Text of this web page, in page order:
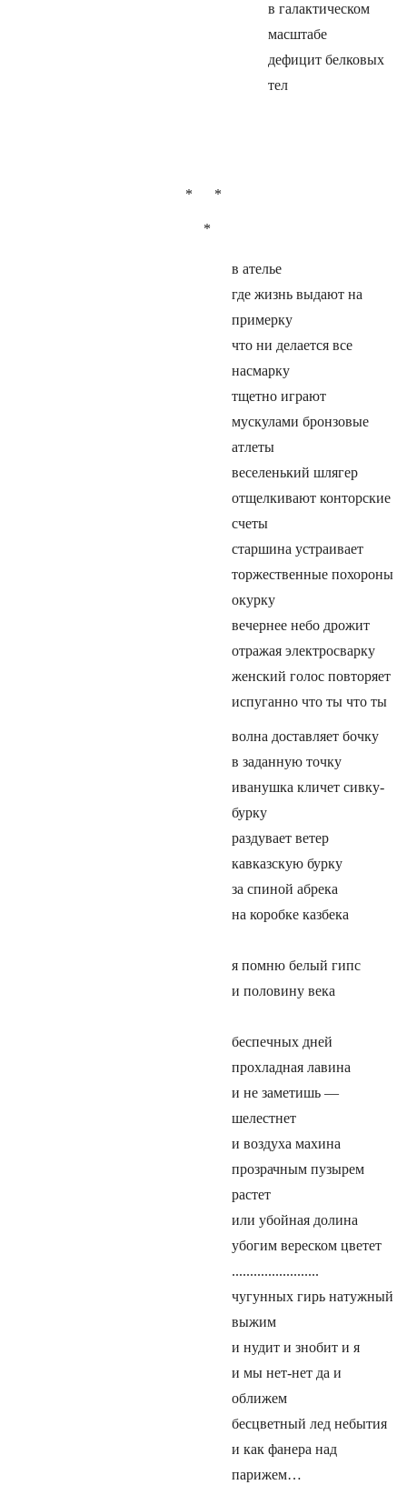
в галактическом
масштабе
дефицит белковых
тел
* *
*
в ателье
где жизнь выдают на
примерку
что ни делается все
насмарку
тщетно играют
мускулами бронзовые
атлеты
веселенький шлягер
отщелкивают конторские
счеты
старшина устраивает
торжественные похороны
окурку
вечернее небо дрожит
отражая электросварку
женский голос повторяет
испуганно что ты что ты
волна доставляет бочку
в заданную точку
иванушка кличет сивку-
бурку
раздувает ветер
кавказскую бурку
за спиной абрека
на коробке казбека
я помню белый гипс
и половину века
беспечных дней
прохладная лавина
и не заметишь —
шелестнет
и воздуха махина
прозрачным пузырем
растет
или убойная долина
убогим вереском цветет
........................
чугунных гирь натужный
выжим
и нудит и знобит и я
и мы нет-нет да и
оближем
бесцветный лед небытия
и как фанера над
парижем…